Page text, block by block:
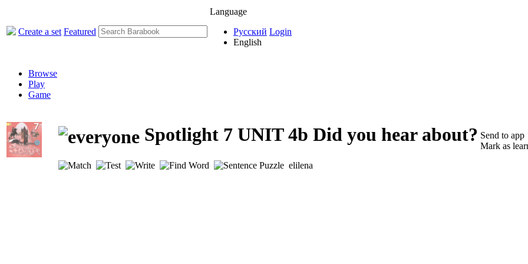
Create a set Featured
Language
Русский
English
Login
Browse
Play
Game
Spotlight 7 UNIT 4b Did you hear about?
elilena
Send to app
Mark as